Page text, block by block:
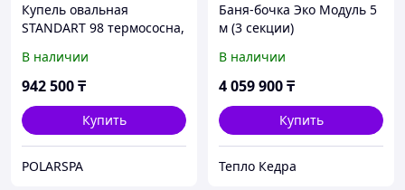
Купель овальная
STANDART 98 термососна,
В наличии
942 500₸
Купить
POLARSPA
Баня-бочка Эко Модуль 5
м (3 секции)
В наличии
4 059 900₸
Купить
Тепло Кедра